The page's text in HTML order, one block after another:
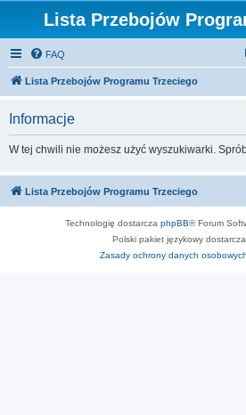
Lista Przebojów
FAQ
Lista Przebojów Programu Trzeciego
Informacje
W tej chwili nie możesz użyć wyszukiwarki.
Lista Przebojów Programu Trzeciego
Technologię dostarcza phpBB® Forum
Polski pakiet językowy dostarcza
Zasady ochrony danych osobowych